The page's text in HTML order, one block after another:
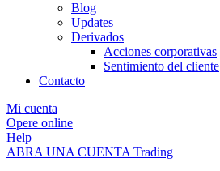
Blog
Updates
Derivados
Acciones corporativas
Sentimiento del cliente
Contacto
Mi cuenta
Opere online
Help
ABRA UNA CUENTA Trading